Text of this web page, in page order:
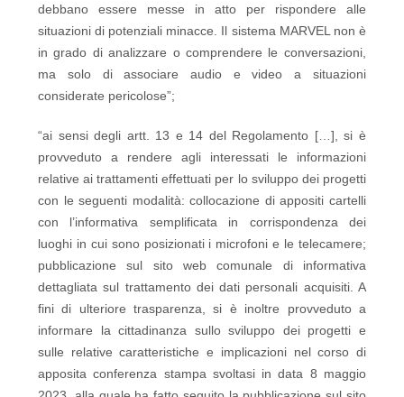
debbano essere messe in atto per rispondere alle
situazioni di potenziali minacce. Il sistema MARVEL non è
in grado di analizzare o comprendere le conversazioni,
ma solo di associare audio e video a situazioni
considerate pericolose”;
“ai sensi degli artt. 13 e 14 del Regolamento […], si è
provveduto a rendere agli interessati le informazioni
relative ai trattamenti effettuati per lo sviluppo dei progetti
con le seguenti modalità: collocazione di appositi cartelli
con l’informativa semplificata in corrispondenza dei
luoghi in cui sono posizionati i microfoni e le telecamere;
pubblicazione sul sito web comunale di informativa
dettagliata sul trattamento dei dati personali acquisiti. A
fini di ulteriore trasparenza, si è inoltre provveduto a
informare la cittadinanza sullo sviluppo dei progetti e
sulle relative caratteristiche e implicazioni nel corso di
apposita conferenza stampa svoltasi in data 8 maggio